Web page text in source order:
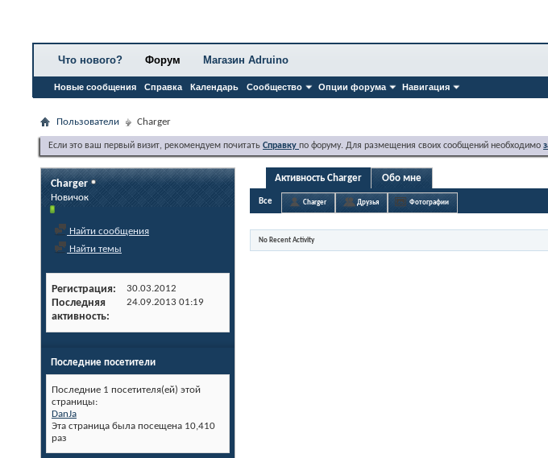
Что нового? Форум
Новые сообщения Справка Календарь Сообщество Опции форума Навигация
Магазин Adruino
Пользователи Charger
Если это ваш первый визит, рекомендуем почитать Справку по форуму. Для размещения своих сообщений необходимо
Charger
Новичок
Найти сообщения
Найти темы
Регистрация 30.03.2012
Последняя
активность
24.09.2013 01:19
Последние посетители
Последние 1 посетителя(ей) этой
страницы:
DanJa
Эта страница была посещена 10,410
раз
Активность Charger Обо мне
Все Charger Друзья Фотографии
No Recent Activity